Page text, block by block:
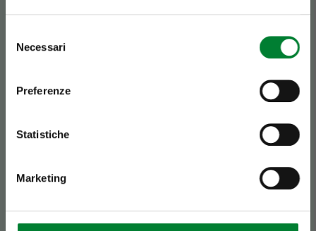
delNecessari
Preferenze
Statistiche
Marketing